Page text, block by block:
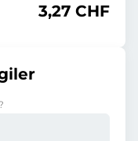
3,27 CHF